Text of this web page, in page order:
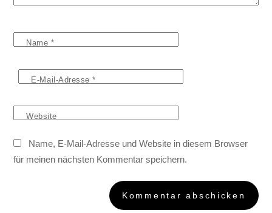
Name *
E-Mail-Adresse*
Website
Name, E-Mail-Adresse und Website in diesem Browser
für meinen nächsten Kommentar speichern.